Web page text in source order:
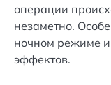
операции
незаметно.
ночном режиме
эффектов.